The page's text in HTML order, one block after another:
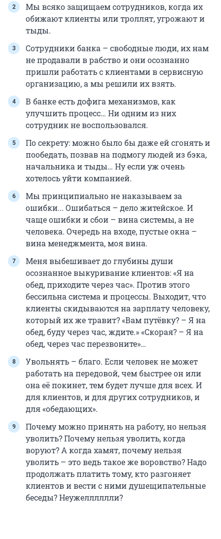
Мы всяко защищаем сотрудников, когда их
обижают клиенты или троллят, угрожают и
тыды.
Сотрудники банка – свободные люди, их нам
не продавали в рабство и они осознанно
пришли работать с клиентами в сервисную
организацию, а мы решили их взять.
В банке есть дофига механизмов, как
улучшить процесс… Ни одним из них
сотрудник не воспользовался.
По секрету: можно было бы даже ей сгонять и
пообедать, позвав на подмогу людей из бэка,
начальника и тыды… Ну если уж очень
хотелось уйти компанией.
Мы принципиально не наказываем за
ошибки... Ошибаться – дело житейское. И
чаще ошибки и сбои – вина системы, а не
человека. Очередь на входе, пустые окна –
вина менеджмента, моя вина.
Меня выбешивает до глубины души
осознанное выкуривание клиентов: «Я на
обед, приходите через час». Против этого
бессильна система и процессы. Выходит, что
клиенты скидываются на зарплату человеку,
который их же травит? «Вам путёвку? – Я на
обед, буду через час, ждите.» «Скорая? – Я на
обед, через час перезвоните»…
Увольнять – благо. Если человек не может
работать на передовой, чем быстрее он или
она её покинет, тем будет лучше для всех. И
для клиентов, и для других сотрудников, и
для «обедающих».
Почему можно принять на работу, но нельзя
уволить? Почему нельзя уволить, когда
воруют? А когда хамят, почему нельзя
уволить – это ведь такое же воровство? Надо
продолжать платить тому, кто разгоняет
клиентов и вести с ними душещипательные
беседы? Неужелллллли?